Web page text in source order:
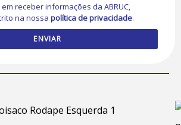
receber informações da ABRUC,
na nossapolítica de privacidade.